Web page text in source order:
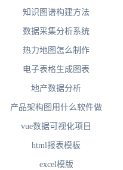
知识图谱构建方法
数据采集分析系统
热力地图怎么制作
电子表格生成图表
地产数据分析
产品架构图用什么软件做
vue数据可视化项目
html报表模板
excel模版